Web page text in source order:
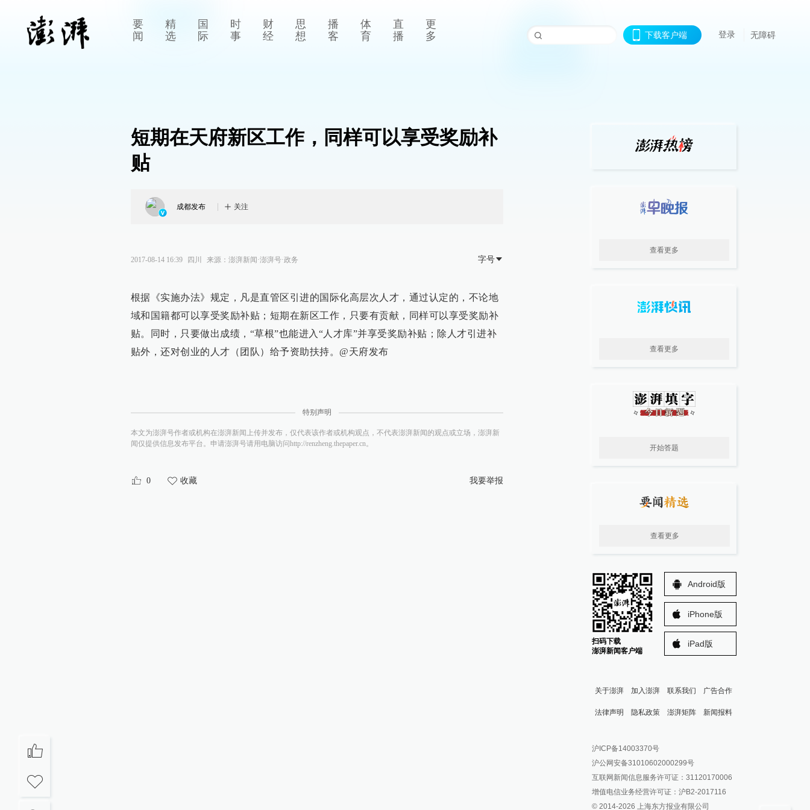
要
闻
精
选
国
际
时
事
财
经
思
想
播
客
体
育
直
播
更
多
下载客户端 登录 无障碍
短期在天府新区工作，同样可以享受奖励补
贴
成都发布 关注
2017-08-14 16:39 四川 来源： 澎湃新闻·澎湃号·政务 字号
根据《实施办法》规定，凡是直管区引进的国际化高层次人才，通过认定的，不论地
域和国籍都可以享受奖励补贴；短期在新区工作，只要有贡献，同样可以享受奖励补
贴。同时，只要做出成绩，“草根”也能进入“人才库”并享受奖励补贴；除人才引进补
贴外，还对创业的人才（团队）给予资助扶持。@天府发布
特别声明
本文为澎湃号作者或机构在澎湃新闻上传并发布，仅代表该作者或机构观点，不代表澎湃新闻的观点或立场，澎湃新
闻仅提供信息发布平台。申请澎湃号请用电脑访问http://renzheng.thepaper.cn。
0 收藏 我要举报
查看更多
查看更多
开始答题
查看更多
扫码下载
澎湃新闻客户端
Android版
iPhone版
iPad版
关于澎湃 加入澎湃 联系我们 广告合作
法律声明 隐私政策 澎湃矩阵
澎湃新闻公众号
澎湃新闻抖音号
派生万物开放平台
IP SHANGHAI
新闻报料
报料邮箱: news@thepaper.cn
沪ICP备14003370号
沪公网安备31010602000299号
互联网新闻信息服务许可证：31120170006
增值电信业务经营许可证：沪B2-2017116
© 2014-2026 上海东方报业有限公司